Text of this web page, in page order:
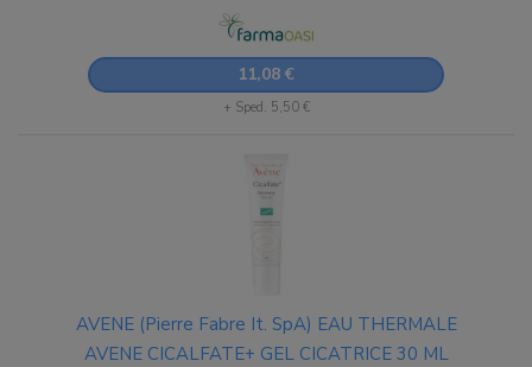
11,08 €
+ Sped. 5,50 €
AVENE (Pierre Fabre It. SpA) EAU THERMALE
AVENE CICALFATE+ GEL CICATRICE 30 ML